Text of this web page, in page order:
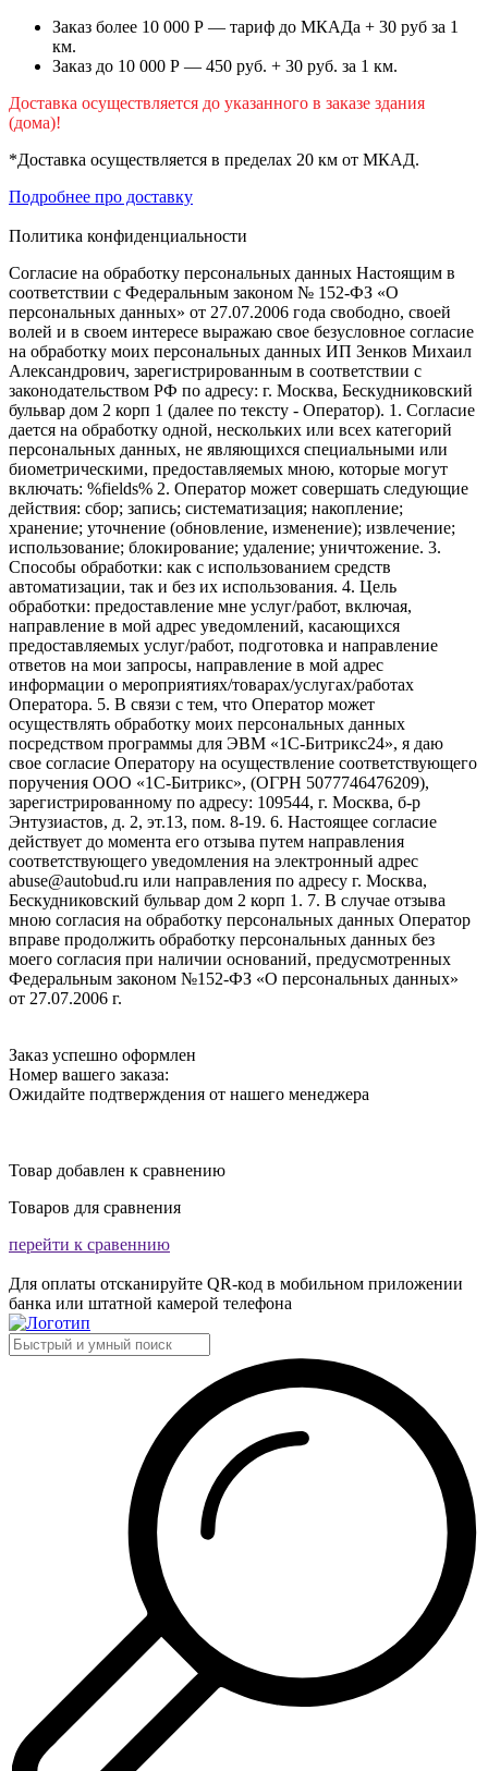
Заказ более 10 000 Р — тариф до МКАДа + 30 руб за 1
км.
Заказ до 10 000 Р — 450 руб. + 30 руб. за 1 км.
Доставка осуществляется до указанного в заказе здания
(дома)!
*Доставка осуществляется в пределах 20 км от МКАД.
Подробнее про доставку
Политика конфиденциальности
Согласие на обработку персональных данных Настоящим в
соответствии с Федеральным законом № 152-ФЗ «О
персональных данных» от 27.07.2006 года свободно, своей
волей и в своем интересе выражаю свое безусловное согласие
на обработку моих персональных данных ИП Зенков Михаил
Александрович, зарегистрированным в соответствии с
законодательством РФ по адресу: г. Москва, Бескудниковский
бульвар дом 2 корп 1 (далее по тексту - Оператор). 1. Согласие
дается на обработку одной, нескольких или всех категорий
персональных данных, не являющихся специальными или
биометрическими, предоставляемых мною, которые могут
включать: %fields% 2. Оператор может совершать следующие
действия: сбор; запись; систематизация; накопление;
хранение; уточнение (обновление, изменение); извлечение;
использование; блокирование; удаление; уничтожение. 3.
Способы обработки: как с использованием средств
автоматизации, так и без их использования. 4. Цель
обработки: предоставление мне услуг/работ, включая,
направление в мой адрес уведомлений, касающихся
предоставляемых услуг/работ, подготовка и направление
ответов на мои запросы, направление в мой адрес
информации о мероприятиях/товарах/услугах/работах
Оператора. 5. В связи с тем, что Оператор может
осуществлять обработку моих персональных данных
посредством программы для ЭВМ «1С-Битрикс24», я даю
свое согласие Оператору на осуществление соответствующего
поручения ООО «1С-Битрикс», (ОГРН 5077746476209),
зарегистрированному по адресу: 109544, г. Москва, б-р
Энтузиастов, д. 2, эт.13, пом. 8-19. 6. Настоящее согласие
действует до момента его отзыва путем направления
соответствующего уведомления на электронный адрес
abuse@autobud.ru или направления по адресу г. Москва,
Бескудниковский бульвар дом 2 корп 1. 7. В случае отзыва
мною согласия на обработку персональных данных Оператор
вправе продолжить обработку персональных данных без
моего согласия при наличии оснований, предусмотренных
Федеральным законом №152-ФЗ «О персональных данных»
от 27.07.2006 г.
Заказ успешно оформлен
Номер вашего заказа:
Ожидайте подтверждения от нашего менеджера
Товар добавлен к сравнению
Товаров для сравнения
перейти к сравеннию
Для оплаты отсканируйте QR-код в мобильном приложении
банка или штатной камерой телефона